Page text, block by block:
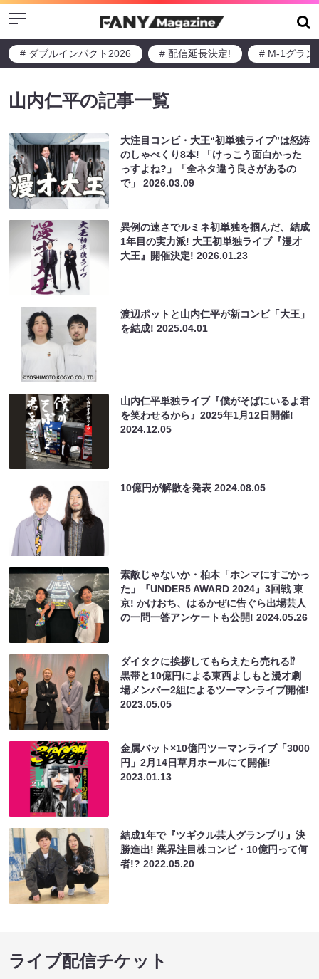
Menu
# ダブルインパクト2026 # 配信延長決定! # M-1グラン
山内仁平の記事一覧
大注目コンビ・大王“初単独ライブ”は怒涛
のしゃべくり8本! 「けっこう面白かった
っすよね?」「全ネタ違う良さがあるの
で」2026.03.09
異例の速さでルミネ初単独を掴んだ、結成
1年目の実力派! 大王初単独ライブ『漫才
大王』開催決定!2026.01.23
渡辺ポットと山内仁平が新コンビ「大王」
を結成!2025.04.01
山内仁平単独ライブ『僕がそばにいるよ君
を笑わせるから』2025年1月12日開催!
2024.12.05
10億円が解散を発表2024.08.05
素敵じゃないか・柏木「ホンマにすごかっ
た」『UNDER5 AWARD 2024』3回戦 東
京! かけおち、はるかぜに告ぐら出場芸人
の一問一答アンケートも公開!2024.05.26
ダイタクに挨拶してもらえたら売れる⁉
黒帯と10億円による東西よしもと漫才劇
場メンバー2組によるツーマンライブ開催!
2023.05.05
金属バット×10億円ツーマンライブ「3000
円」2月14日草月ホールにて開催!
2023.01.13
結成1年で『ツギクル芸人グランプリ』決
勝進出! 業界注目株コンビ・10億円って何
者!?2022.05.20
ライブ配信チケット